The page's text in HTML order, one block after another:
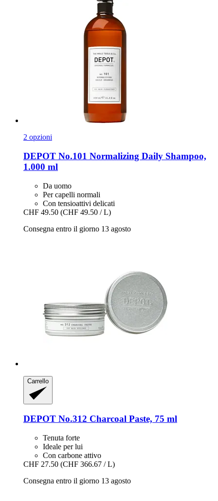
2 opzioni
DEPOT No.101 Normalizing Daily Shampoo,
1.000 ml
Da uomo
Per capelli normali
Con tensioattivi delicati
CHF 49.50 (CHF 49.50 / L)
Consegna entro il giorno 13 agosto
Carrello
DEPOT No.312 Charcoal Paste, 75 ml
Tenuta forte
Ideale per lui
Con carbone attivo
CHF 27.50 (CHF 366.67 / L)
Consegna entro il giorno 13 agosto